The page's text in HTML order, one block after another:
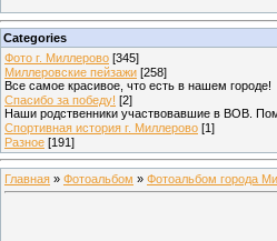
Categories
Фото г. Миллерово [345]
Миллеровские пейзажи [258]
Все самое красивое, что есть в нашем городе!
Спасибо за победу! [2]
Наши родственники участвовавшие в ВОВ.
Спортивная история г. Миллерово [1]
Разное [191]
Главная » Фотоальбом » Фотоальбом города